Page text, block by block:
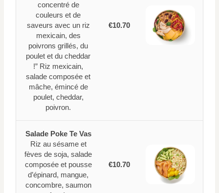
concentré de
couleurs et de
saveurs avec un riz
mexicain, des
poivrons grillés, du
poulet et du cheddar
!” Riz mexicain,
salade composée et
mâche, émincé de
poulet, cheddar,
poivron.
€10.70
Salade Poke Te Vas
Riz au sésame et
fèves de soja, salade
composée et pousse
d’épinard, mangue,
concombre, saumon
€10.70